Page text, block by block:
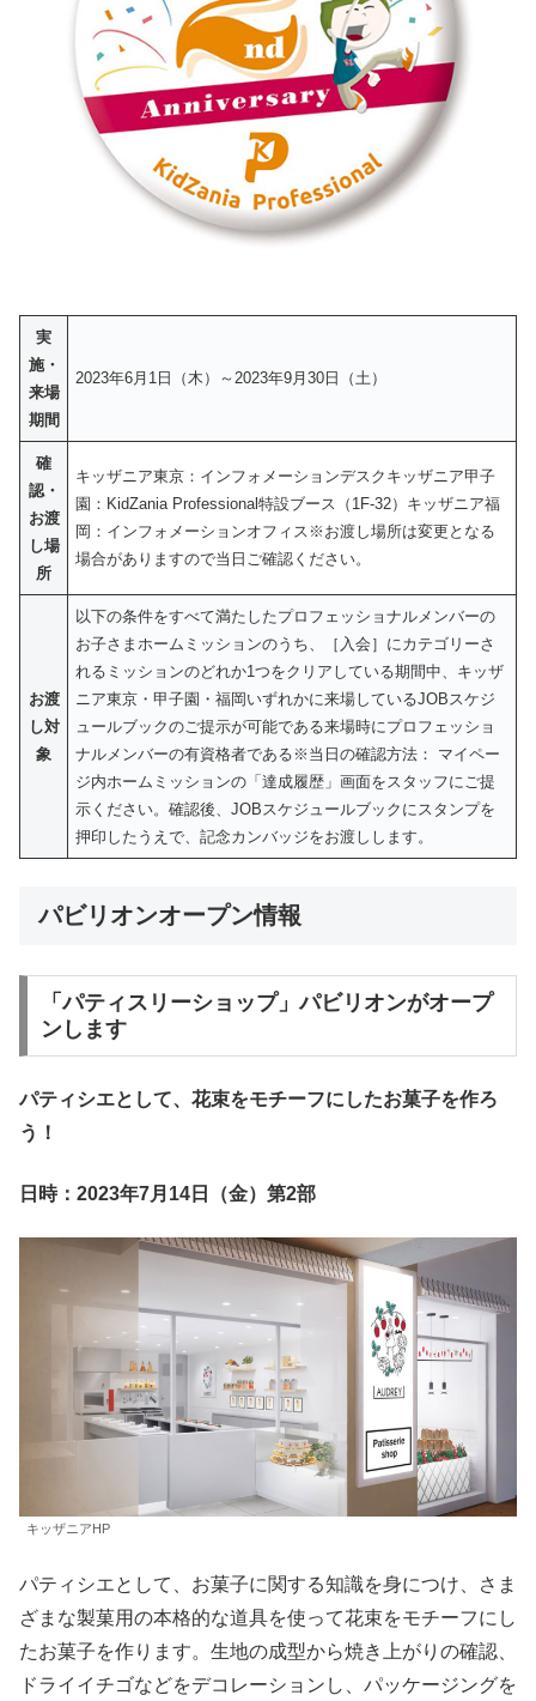
実
施・
来場
期間
2023年6月1日（木）～2023年9月30日（土）
確
認・
お渡
し場
所
キッザニア東京：インフォメーションデスクキッザニア甲子
園：KidZania Professional特設ブース（1F-32）キッザニア福
岡：インフォメーションオフィス※お渡し場所は変更となる
場合がありますので当日ご確認ください。
お渡
し対
象
以下の条件をすべて満たしたプロフェッショナルメンバーの
お子さまホームミッションのうち、［入会］にカテゴリーさ
れるミッションのどれか1つをクリアしている期間中、キッザ
ニア東京・甲子園・福岡いずれかに来場しているJOBスケジ
ュールブックのご提示が可能である来場時にプロフェッショ
ナルメンバーの有資格者である※当日の確認方法： マイペー
ジ内ホームミッションの「達成履歴」画面をスタッフにご提
示ください。確認後、JOBスケジュールブックにスタンプを
押印したうえで、記念カンバッジをお渡しします。
パビリオンオープン情報
「パティスリーショップ」パビリオンがオープ
ンします
パティシエとして、花束をモチーフにしたお菓子を作ろ
う！
日時：2023年7月14日（金）第2部
キッザニアHP
パティシエとして、お菓子に関する知識を身につけ、さま
ざまな製菓用の本格的な道具を使って花束をモチーフにし
たお菓子を作ります。生地の成型から焼き上がりの確認、
ドライイチゴなどをデコレーションし、パッケージングを